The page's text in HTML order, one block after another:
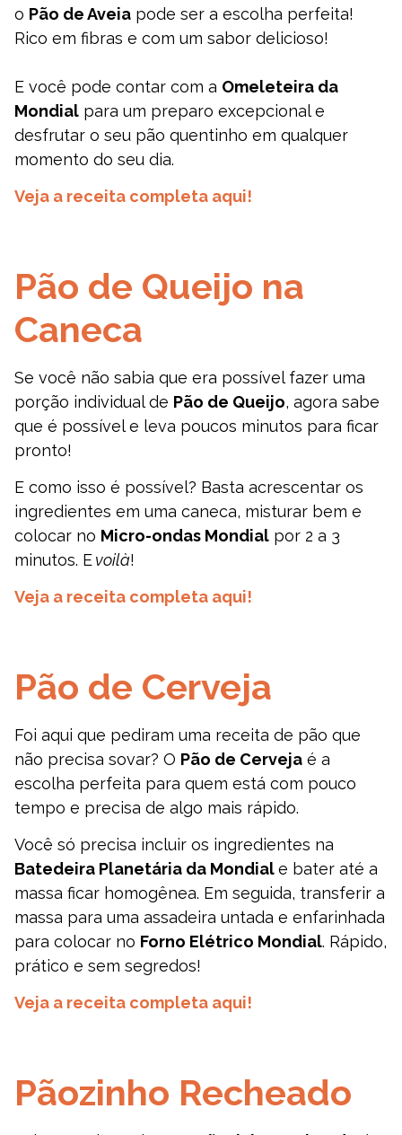
o Pão de Aveia pode ser a escolha perfeita!
Rico em fibras e com um sabor delicioso!
E você pode contar com a Omeleteira da
Mondial para um preparo excepcional e
desfrutar o seu pão quentinho em qualquer
momento do seu dia.
Veja a receita completa aqui!
Pão de Queijo na
Caneca
Se você não sabia que era possível fazer uma
porção individual de Pão de Queijo, agora sabe
que é possível e leva poucos minutos para ficar
pronto!
E como isso é possível? Basta acrescentar os
ingredientes em uma caneca, misturar bem e
colocar no Micro-ondas Mondial por 2 a 3
minutos. Evoilà!
Veja a receita completa aqui!
Pão de Cerveja
Foi aqui que pediram uma receita de pão que
não precisa sovar? O Pão de Cerveja é a
escolha perfeita para quem está com pouco
tempo e precisa de algo mais rápido.
Você só precisa incluir os ingredientes na
Batedeira Planetária da Mondiale bater até a
massa ficar homogênea. Em seguida, transferir a
massa para uma assadeira untada e enfarinhada
para colocar no Forno Elétrico Mondial. Rápido,
prático e sem segredos!
Veja a receita completa aqui!
Pãozinho Recheado